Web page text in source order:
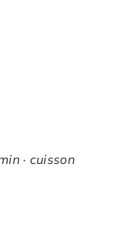
· cuisson